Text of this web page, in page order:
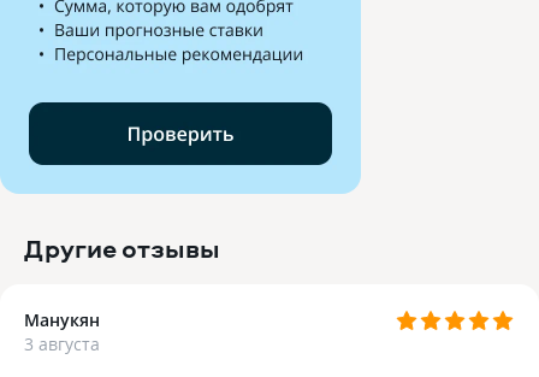
Другие отзывы
Манукян
3 августа